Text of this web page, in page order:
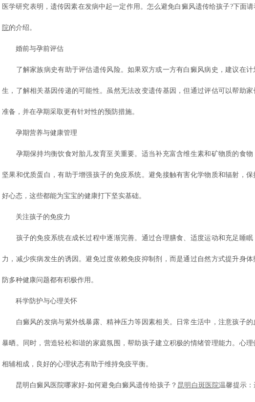
医学研究表明，遗传因素在发病中起一定作用。怎么避免白癜风遗传给孩子?下面请
院的介绍。
婚前与孕前评估
了解家族病史有助于评估遗传风险。如果双方或一方有白癜风病史，建议在计
生，了解相关基因传递的可能性。虽然无法改变遗传基因，但通过评估可以帮助家
准备，并在孕期采取更有针对性的预防措施。
孕期营养与健康管理
孕期保持均衡饮食对胎儿发育至关重要。适当补充富含维生素和矿物质的食物
坚果和优质蛋白，有助于增强孩子的免疫系统。避免接触有害化学物质和辐射，保
好心态，这些都能为宝宝的健康打下坚实基础。
关注孩子的免疫力
孩子的免疫系统在成长过程中逐渐完善。通过合理膳食、适度运动和充足睡眠
力，减少疾病发生的诱因。避免过度依赖免疫抑制剂，而是通过自然方式提升身体
防多种健康问题都有积极作用。
科学防护与心理关怀
白癜风的发病与紫外线暴露、精神压力等因素相关。日常生活中，注意孩子的
暴晒。同时，营造轻松和谐的家庭氛围，帮助孩子建立积极的情绪管理能力。心
相辅相成，良好的心理状态有助于维持免疫平衡。
昆明白癜风医院哪家好-如何避免白癜风遗传给孩子？ 昆明白斑医院温馨提示：